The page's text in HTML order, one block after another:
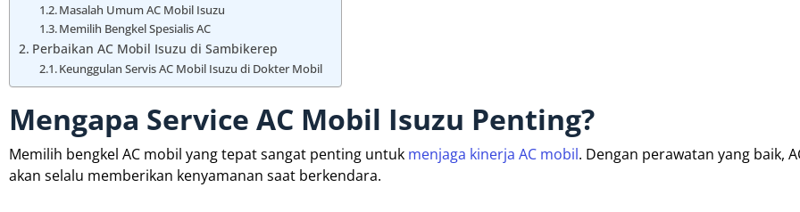
Masalah Umum AC Mobil Isuzu
Memilih Bengkel Spesialis AC
Perbaikan AC Mobil Isuzu di Sambikerep
Keunggulan Servis AC Mobil Isuzu di Dokter Mobil
Mengapa Service AC Mobil Isuzu Penting?
Memilih bengkel AC mobil yang tepat sangat penting untuk menjaga kinerja AC mobil. Dengan perawatan yang baik,
akan selalu memberikan kenyamanan saat berkendara.